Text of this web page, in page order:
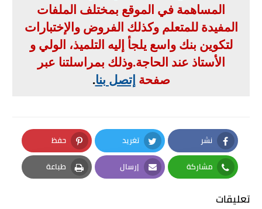
المساهمة في الموقع بمختلف الملفات
المفيدة للمتعلم وكذلك الفروض والإختبارات
لتكوين بنك واسع يلجأ إليه التلميذ، الولي و
الأستاذ عند الحاجة.وذلك بمراسلتنا عبر
صفحة إتصل بنا.
نشر
Facebook
تغريد
Twitter
حفظ
Pinterest
مشاركة
Whatsapp
إرسال
Email
طباعة
Print
تعليقات